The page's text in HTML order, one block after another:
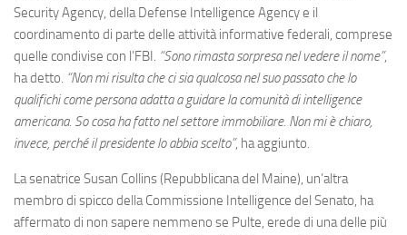
Security Agency, della Defense Intelligence Agency e il
coordinamento di parte delle attività informative federali, comprese
quelle condivise con l’FBI. “Sono rimasta sorpresa nel vedere il nome”,
ha detto. “Non mi risulta che ci sia qualcosa nel suo passato che lo
qualifichi come persona adatta a guidare la comunità di intelligence
americana. So cosa ha fatto nel settore immobiliare. Non mi è chiaro,
invece, perché il presidente lo abbia scelto”, ha aggiunto.
La senatrice Susan Collins (Repubblicana del Maine), un’altra
membro di spicco della Commissione Intelligence del Senato, ha
affermato di non sapere nemmeno se Pulte, erede di una delle più